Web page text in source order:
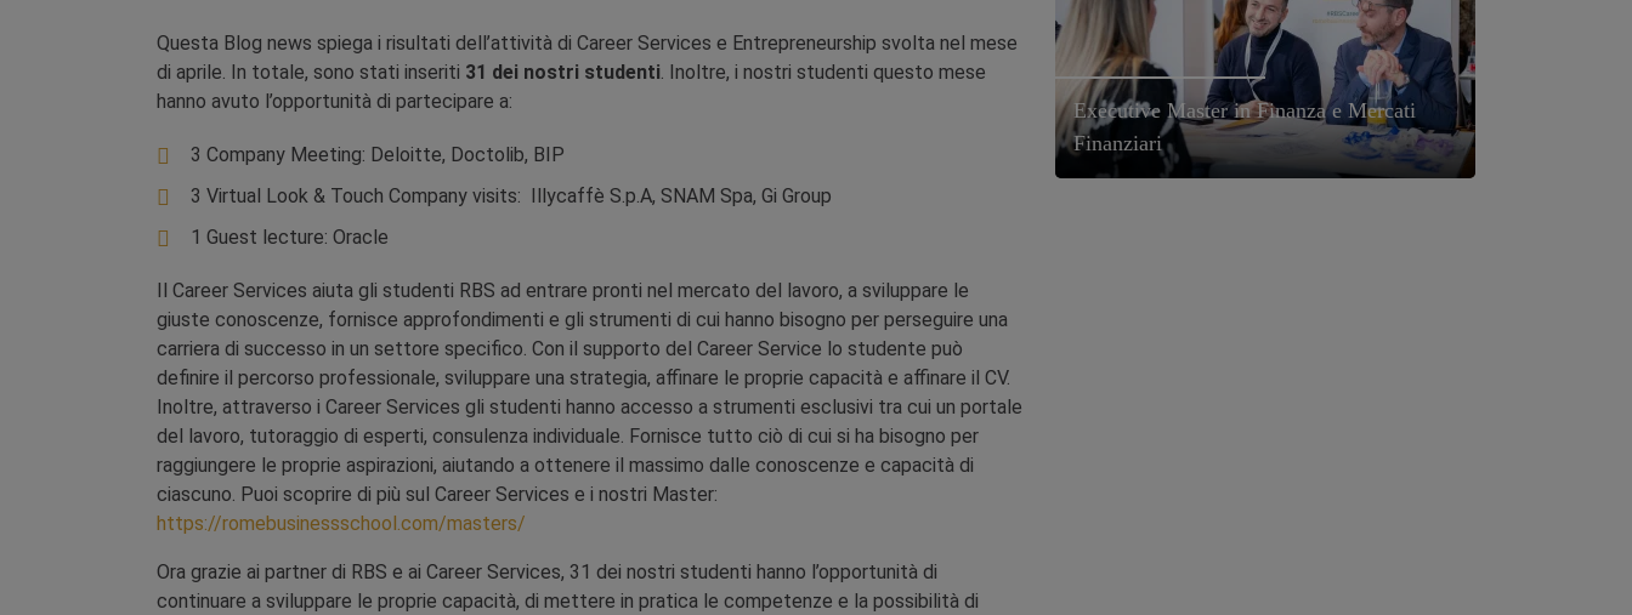
Questa Blog news spiega i risultati dell’attività di Career Services e Entrepreneurship svolta nel mese
di aprile. In totale, sono stati inseriti 31 dei nostri studenti. Inoltre, i nostri studenti questo mese
hanno avuto l’opportunità di partecipare a:
3 Company Meeting: Deloitte, Doctolib, BIP
3 Virtual Look & Touch Company visits: Illycaffè S.p.A, SNAM Spa, Gi Group
1 Guest lecture: Oracle
Il Career Services aiuta gli studenti RBS ad entrare pronti nel mercato del lavoro, a sviluppare le
giuste conoscenze, fornisce approfondimenti e gli strumenti di cui hanno bisogno per perseguire una
carriera di successo in un settore specifico. Con il supporto del Career Service lo studente può
definire il percorso professionale, sviluppare una strategia, affinare le proprie capacità e affinare il CV.
Inoltre, attraverso i Career Services gli studenti hanno accesso a strumenti esclusivi tra cui un portale
del lavoro, tutoraggio di esperti, consulenza individuale. Fornisce tutto ciò di cui si ha bisogno per
raggiungere le proprie aspirazioni, aiutando a ottenere il massimo dalle conoscenze e capacità di
ciascuno. Puoi scoprire di più sul Career Services e i nostri Master:
https://romebusinessschool.com/masters/
Ora grazie ai partner di RBS e ai Career Services, 31 dei nostri studenti hanno l’opportunità di
continuare a sviluppare le proprie capacità, di mettere in pratica le competenze e la possibilità di
Executive Master in Finanza e Mercati
Finanziari